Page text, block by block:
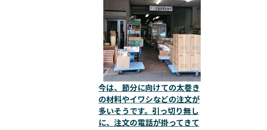
今は、節分に向けての太巻き
の材料やイワシなどの注文が
多いそうです。引っ切り無し
に、注文の電話が掛ってきて